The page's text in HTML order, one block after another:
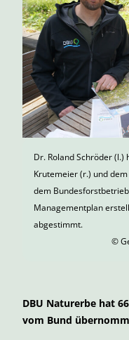
Dr. Roland Schröder
Krutemeier (r.) und
dem
Managementplan
abgestimmt.
©
DBU Naturerbe hat
vom Bund